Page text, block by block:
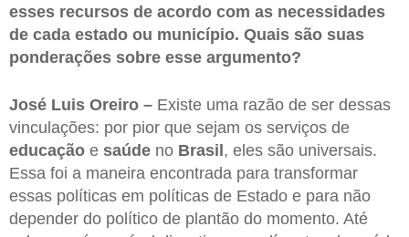
esses recursos de acordo com as necessidades
de cada estado ou município. Quais são suas
ponderações sobre esse argumento?
José Luis Oreiro – Existe uma razão de ser dessas
vinculações: por pior que sejam os serviços de
educação e saúde no Brasil, eles são universais.
Essa foi a maneira encontrada para transformar
essas políticas em políticas de Estado e para não
depender do político de plantão do momento. Até